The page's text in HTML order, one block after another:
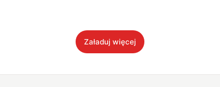
Załaduj więcej